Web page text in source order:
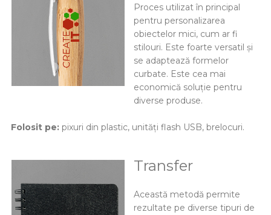
Proces utilizat în principal
pentru personalizarea
obiectelor mici, cum ar fi
stilouri. Este foarte versatil și
se adaptează formelor
curbate. Este cea mai
economică soluție pentru
diverse produse.
Folosit pe:pixuri din plastic, unități flash USB, brelocuri.
Transfer
Această metodă permite
rezultate pe diverse tipuri de